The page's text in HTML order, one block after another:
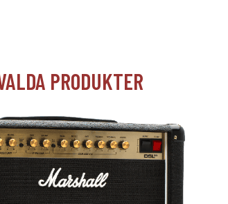
PRODUKTER